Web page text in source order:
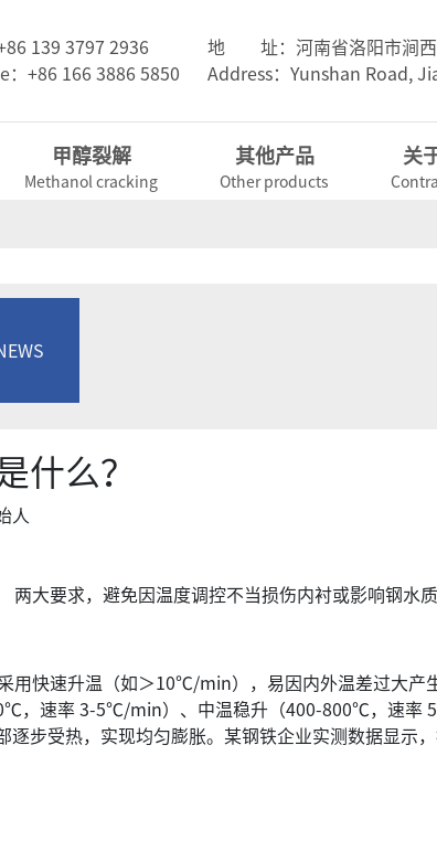
139 3797 2936
+86 166 3886 5850
地 址：河南省洛阳市涧西
Address：Yunshan Road,
甲醇裂解
Methanol cracking
其他产品
Other products
关
什么？
人
要求，避免因温度调控不当损伤内衬或影响钢水质
快速升温（如＞10℃/min），易因内外温差过大产
，速率 3-5℃/min）、中温稳升（400-800℃，速率
受热，实现均匀膨胀。某钢铁企业实测数据显示